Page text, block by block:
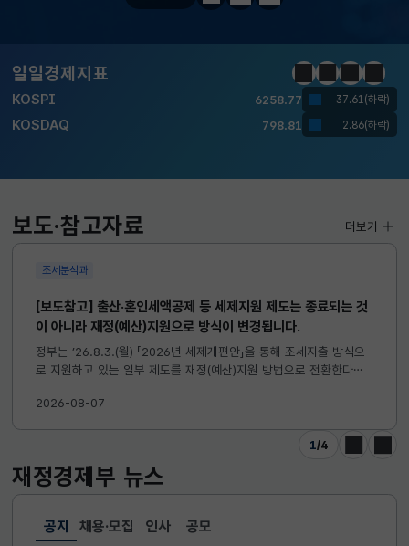
정지 이전 다음
일일경제지표
KOSPI 6258.77 37.61(하락)
KOSDAQ 798.81 2.86(하락)
국고채(3년)
정지이전다음일일경
보도·참고자료
조세분석과
[보도참고] 출산·혼인세액공제 등 세제지원 제도는 종료되는 것
이 아니라 재정(예산)지원으로 방식이 변경됩니다.
정부는 ’26.8.3.(월) 「2026년 세제개편안」을 통해 조세지출 방식으
로 지원하고 있는 일부 제도를 재정(예산)지원 방법으로 전환한다고
2026-08-07
1/4
이전 다음
더보기
재정경제부 뉴스
공지
선택됨
채용·모집 인사 공모